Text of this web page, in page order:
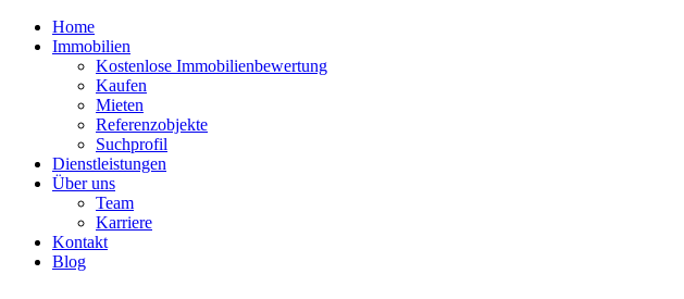
Home
Immobilien
Kostenlose Immobilienbewertung
Kaufen
Mieten
Referenzobjekte
Suchprofil
Dienstleistungen
Über uns
Team
Karriere
Kontakt
Blog